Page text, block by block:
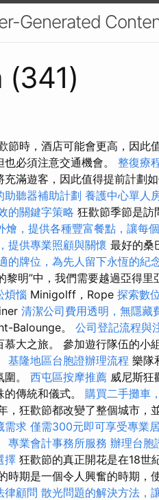
Generated
(341)
節時，酒店可能會更高，因此
必須注意交通機會。 整復療
滿遊客，因此值得提前計劃
助聽器補助計劃 養護中心單人
的關鍵字策略 狂歡節季節是訪
燴，提供各種豐富餐點，讓每
提供專業照顧與關懷 最好的桑
的牌位，為先人留下永恆的紀
黎明”中，我們需要越過亞得里
煩惱 Minigolff，Rope 探索數
清潔公司費用透明，無隱藏
Balounge。 公司登記流程與
大之旅。 參加遊行隊伍的小
基隆地區台胞證辦理流程 樂隊
。 西屯區按摩推薦 威尼斯狂
傳統和儀式。 購買二手攤車
，狂歡節都改變了整個城市，
需求 僅需300元即可享受專業
專業會計事務所服務 辦理台胞
擇 狂歡節的真正開花是在18世
時期是一個令人興奮的時期，
律顧問 散光問題的解決方法，